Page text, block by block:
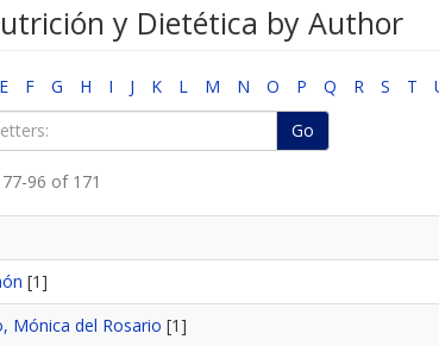
y Dietética by Author
E F G H I J K L M N O P Q R S T
Go
96 of 171
[1]
Mónica del Rosario [1]